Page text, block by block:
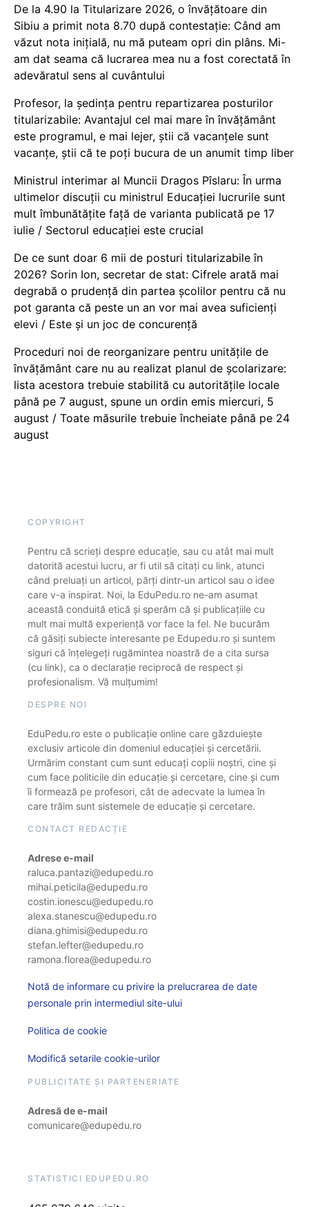
De la 4.90 la Titularizare 2026, o învățătoare din
Sibiu a primit nota 8.70 după contestație: Când am
văzut nota inițială, nu mă puteam opri din plâns. Mi-
am dat seama că lucrarea mea nu a fost corectată în
adevăratul sens al cuvântului
Profesor, la ședința pentru repartizarea posturilor
titularizabile: Avantajul cel mai mare în învățământ
este programul, e mai lejer, știi că vacanțele sunt
vacanţe, știi că te poți bucura de un anumit timp liber
Ministrul interimar al Muncii Dragos Pîslaru: În urma
ultimelor discuții cu ministrul Educației lucrurile sunt
mult îmbunătățite față de varianta publicată pe 17
iulie / Sectorul educației este crucial
De ce sunt doar 6 mii de posturi titularizabile în
2026? Sorin Ion, secretar de stat: Cifrele arată mai
degrabă o prudență din partea școlilor pentru că nu
pot garanta că peste un an vor mai avea suficienți
elevi / Este și un joc de concurență
Proceduri noi de reorganizare pentru unitățile de
învățământ care nu au realizat planul de școlarizare:
lista acestora trebuie stabilită cu autoritățile locale
până pe 7 august, spune un ordin emis miercuri, 5
august / Toate măsurile trebuie încheiate până pe 24
august
COPYRIGHT
Pentru că scrieți despre educație, sau cu atât mai mult
datorită acestui lucru, ar fi util să citați cu link, atunci
când preluați un articol, părți dintr-un articol sau o idee
care v-a inspirat. Noi, la EduPedu.ro ne-am asumat
această conduită etică și sperăm că și publicațiile cu
mult mai multă experiență vor face la fel. Ne bucurăm
că găsiți subiecte interesante pe Edupedu.ro și suntem
siguri că înțelegeți rugămintea noastră de a cita sursa
(cu link), ca o declarație reciprocă de respect și
profesionalism. Vă mulțumim!
DESPRE NOI
EduPedu.ro este o publicație online care găzduiește
exclusiv articole din domeniul educației și cercetării.
Urmărim constant cum sunt educați copiii noștri, cine și
cum face politicile din educație și cercetare, cine și cum
îi formează pe profesori, cât de adecvate la lumea în
care trăim sunt sistemele de educație și cercetare.
CONTACT REDACȚIE
Adrese e-mail
raluca.pantazi@edupedu.ro
mihai.peticila@edupedu.ro
costin.ionescu@edupedu.ro
alexa.stanescu@edupedu.ro
diana.ghimisi@edupedu.ro
stefan.lefter@edupedu.ro
ramona.florea@edupedu.ro
Notă de informare cu privire la prelucrarea de date
personale prin intermediul site-ului
Politica de cookie
Modifică setarile cookie-urilor
PUBLICITATE ȘI PARTENERIATE
Adresă de e-mail
comunicare@edupedu.ro
STATISTICI EDUPEDU.RO